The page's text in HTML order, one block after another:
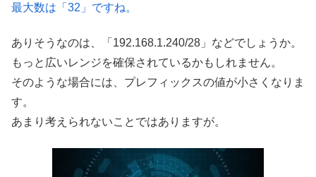
最大数は「32」ですね。
ありそうなのは、「192.168.1.240/28」などでしょうか。
もっと広いレンジを確保されているかもしれません。
そのような場合には、プレフィックスの値が小さくなりま
す。
あまり考えられないことではありますが。